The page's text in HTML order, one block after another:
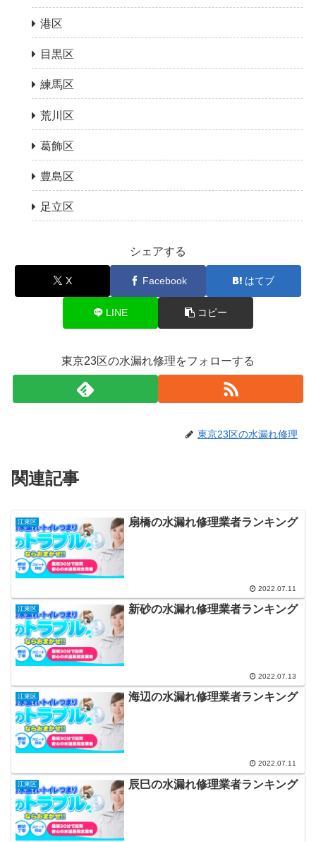
港区
目黒区
練馬区
荒川区
葛飾区
豊島区
足立区
シェアする
X Facebook はてブ
LINE コピー
東京23区の水漏れ修理をフォローする
東京23区の水漏れ修理
関連記事
江東区 扇橋の水漏れ修理業者ランキング
2022.07.11
江東区 新砂の水漏れ修理業者ランキング
2022.07.13
江東区 海辺の水漏れ修理業者ランキング
2022.07.11
江東区 辰巳の水漏れ修理業者ランキング